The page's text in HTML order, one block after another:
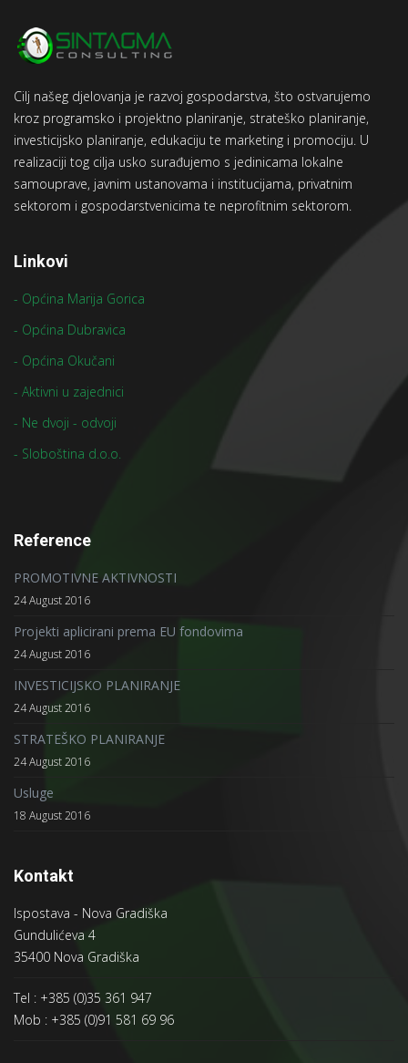
Cilj našeg djelovanja je razvoj gospodarstva, što ostvarujemo
kroz programsko i projektno planiranje, strateško planiranje,
investicijsko planiranje, edukaciju te marketing i promociju. U
realizaciji tog cilja usko surađujemo s jedinicama lokalne
samouprave, javnim ustanovama i institucijama, privatnim
sektorom i gospodarstvenicima te neprofitnim sektorom.
Linkovi
- Općina Marija Gorica
- Općina Dubravica
- Općina Okučani
- Aktivni u zajednici
- Ne dvoji - odvoji
- Sloboština d.o.o.
Reference
PROMOTIVNE AKTIVNOSTI
24 August 2016
Projekti aplicirani prema EU fondovima
24 August 2016
INVESTICIJSKO PLANIRANJE
24 August 2016
STRATEŠKO PLANIRANJE
24 August 2016
Usluge
18 August 2016
Kontakt
Ispostava - Nova Gradiška
Gundulićeva 4
35400 Nova Gradiška
Tel : +385 (0)35 361 947
Mob : +385 (0)91 581 69 96